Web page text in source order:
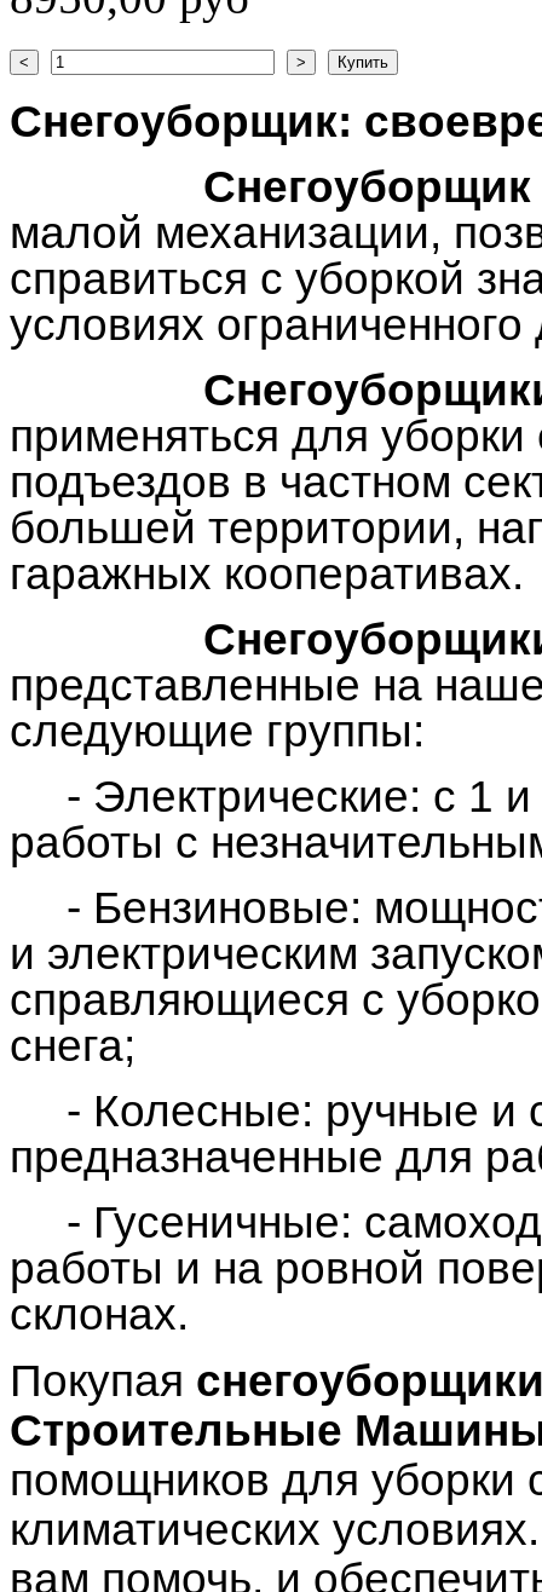
Снегоуборщик:
Снегоуборщик
малой механизации,
справиться с уборкой
условиях
применяться для уборки
подъездов в частном
большей территории,
гаражных кооперативах.
представленные на
следующие группы:
- Электрические: с 1
работы с
- Бензиновые:
и электрическим
справляющиеся с
снега;
- Колесные: ручные и
предназначенные для
- Гусеничные:
работы и на ровной
склонах.
Покупая
Строительные
помощников для уборки
климатических
вам помочь, и